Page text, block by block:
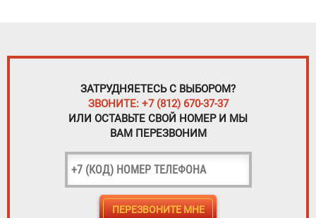
ЗАТРУДНЯЕТЕСЬ С ВЫБОРОМ?
ЗВОНИТЕ: +7 (812) 670-37-37
ИЛИ ОСТАВЬТЕ СВОЙ НОМЕР И МЫ
ВАМ ПЕРЕЗВОНИМ